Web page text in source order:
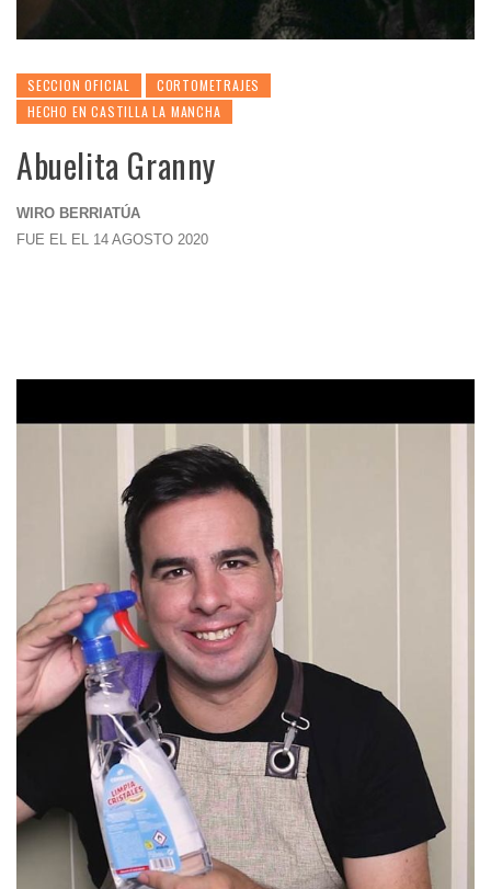
SECCION OFICIAL
CORTOMETRAJES
HECHO EN CASTILLA LA MANCHA
Abuelita Granny
WIRO BERRIATÚA
FUE EL EL 14 AGOSTO 2020